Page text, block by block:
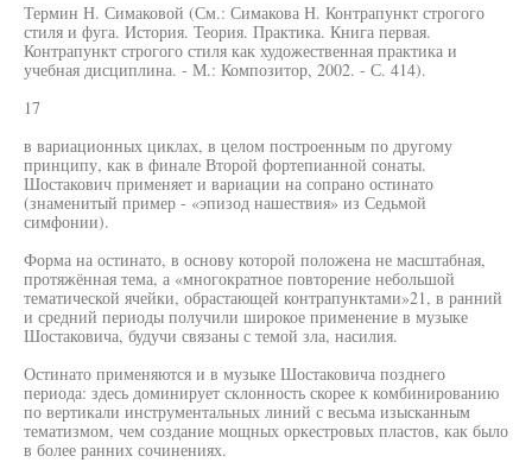
Термин Н. Симаковой (См.: Симакова Н. Контрапункт строгого
стиля и фуга. История. Теория. Практика. Книга первая.
Контрапункт строгого стиля как художественная практика и
учебная дисциплина. - М.: Композитор, 2002. - С. 414).
17
в вариационных циклах, в целом построенным по другому
принципу, как в финале Второй фортепианной сонаты.
Шостакович применяет и вариации на сопрано остинато
(знаменитый пример - «эпизод нашествия» из Седьмой
симфонии).
Форма на остинато, в основу которой положена не масштабная,
протяжённая тема, а «многократное повторение небольшой
тематической ячейки, обрастающей контрапунктами»21, в ранний
и средний периоды получили широкое применение в музыке
Шостаковича, будучи связаны с темой зла, насилия.
Остинато применяются и в музыке Шостаковича позднего
периода: здесь доминирует склонность скорее к комбинированию
по вертикали инструментальных линий с весьма изысканным
тематизмом, чем создание мощных оркестровых пластов, как было
в более ранних сочинениях.